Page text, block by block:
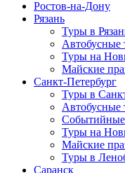
Ростов-на-Дону
Рязань
Туры в
Автобусные
Туры на
Майские
Санкт-Петербург
Туры в
Автобусные
Туры на
Майские
Туры в
Саранск